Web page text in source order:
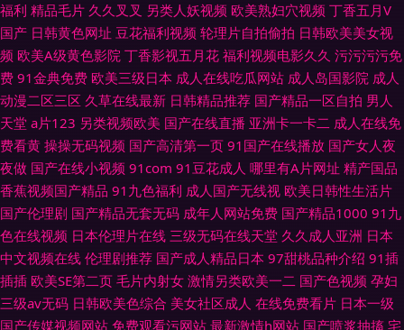
福利 精品毛片 久久叉叉 另类人妖视频 欧美熟妇穴视频 丁香五月V
国产 日韩黄色网址 豆花福利视频 轮理片自拍偷拍 日韩欧美美女视
频 欧美A级黄色影院 丁香影视五月花 福利视频电影久久 污污污污免
费 91金典免费 欧美三级日本 成人在线吃瓜网站 成人岛国影院 成人
动漫二区三区 久草在线最新 日韩精品推荐 国产精品一区自拍 男人
天堂 a片123 另类视频欧美 国产在线直播 亚洲卡一卡二 成人在线免
费看黄 操操无码视频 国产高清第一页 91国产在线播放 国产女人夜
夜做 国产在线小视频 91com 91豆花成人 哪里有A片网址 精产国品
香蕉视频国产精品 91九色福利 成人国产无线视 欧美日韩性生活片
国产伦理剧 国产精品无套无码 成年人网站免费 国产精品1000 91九
色在线视频 日本伦理片在线 三级无码在线天堂 久久成人亚洲 日本
中文视频在线 伦理剧推荐 国产成人精品日本 97甜桃品种介绍 91插
插插 欧美SE第二页 毛片内射女 激情另类欧美一二 国产色视频 孕妇
三级av无码 日韩欧美色综合 美女社区成人 在线免费看片 日本一级
国产传媒视频网站 免费观看污网站 最新激情h网站 国产喷浆抽搐 宅